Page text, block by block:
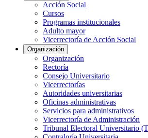
Acción Social
Cursos
Programas institucionales
Adulto mayor
Vicerrectoría de Acción Social
Organización
Organización
Rectoría
Consejo Universitario
Vicerrectorías
Autoridades universitarias
Oficinas administrativas
Servicios para administrativos
Vicerrectoría de Administración
Tribunal Electoral Universitario